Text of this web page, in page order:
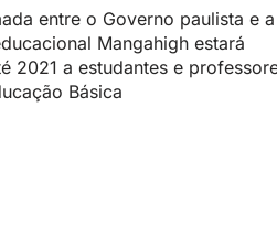
entre o Governo paulista e a
Mangahigh estará
2021 a estudantes e
Básica